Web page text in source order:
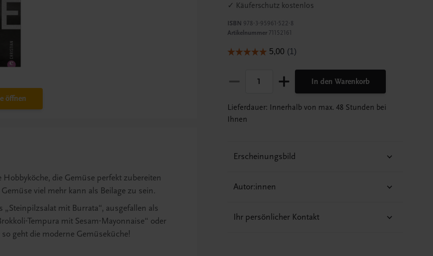
öffnen
✓ Käuferschutz kostenlos
ISBN 978-3-95961-522-8
Artikelnummer71152161
In den Warenkorb
Lieferdauer: Innerhalb von max. 48 Stunden bei
Ihnen
Erscheinungsbild
Autor:innen
Ihr persönlicher Kontakt
die Gemüse perfekt zubereiten
viel mehr kann als Beilage zu sein.
mit Burrata“, ausgefallen als
Tempura mit Sesam-Mayonnaise“ oder
geht die moderne Gemüseküche!